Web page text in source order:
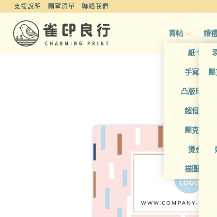
支援說明 願望清單 聯絡我們
喜帖
紙卡喜帖
手寫風喜
凸版印刷
超低價喜
壓克力喜
燙金喜帖
描圖紙喜
婚